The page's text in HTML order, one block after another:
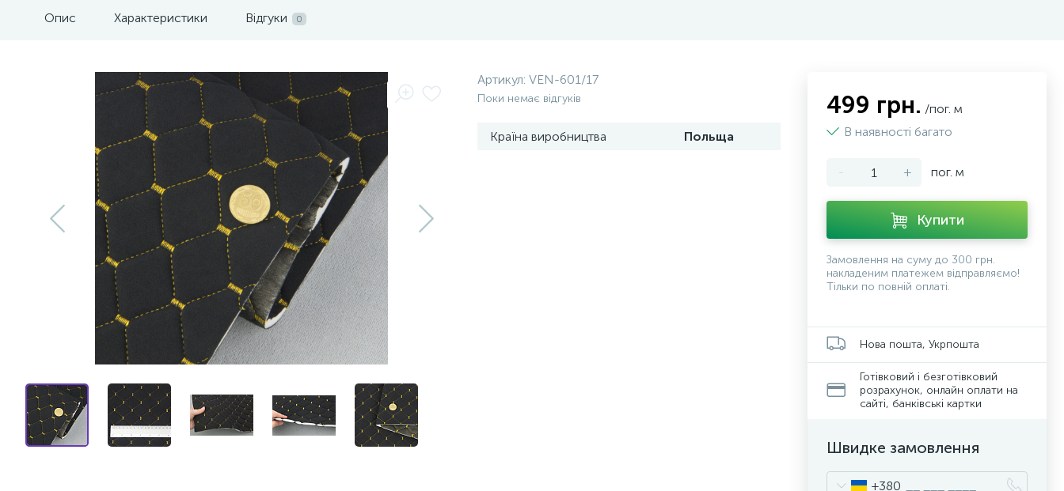
Опис Характеристики Відгуки 0
Артикул: VEN-601/17
Поки немає відгуків
Країна виробництва Польща
499 грн. /пог. м
В наявності багато
- + пог. м
Купити
Замовлення на суму до 300 грн.
накладеним платежем відправляємо!
Тільки по повній оплаті.
Нова пошта, Укрпошта
Готівковий і безготівковий
розрахунок, онлайн оплати на
сайті, банківські картки
Швидке замовлення
+380